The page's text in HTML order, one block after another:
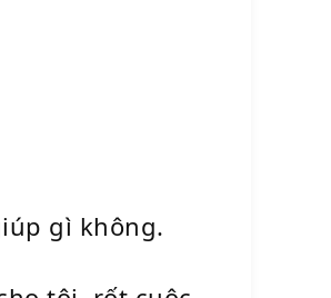
gì không.